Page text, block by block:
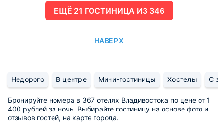
ЕЩË 21 ГОСТИНИЦА ИЗ 346
НАВЕРХ
Недорого В центре Мини-гостиницы Хостелы С
Бронируйте номера в 367 отелях Владивостока по цене от 1
400 рублей за ночь. Выбирайте гостиницу на основе фото и
отзывов гостей, на карте города.